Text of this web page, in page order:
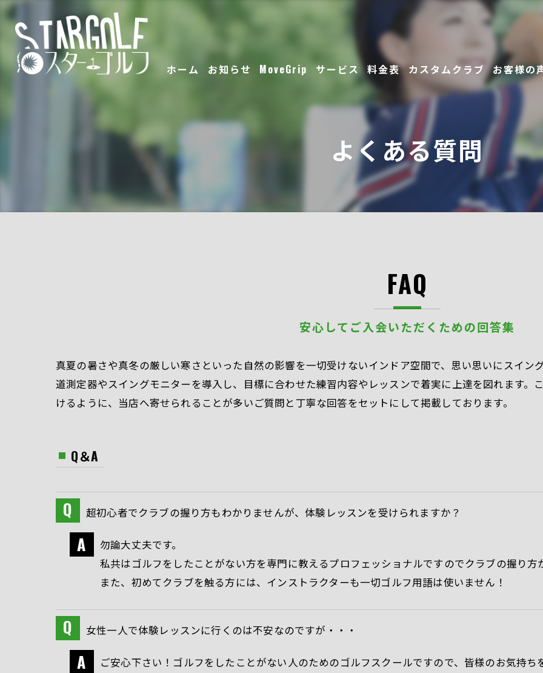
ホーム お知らせ MoveGrip サービス
スタッフ
ギャラリー
料金表 カスタムクラブ お客様の
よくある質問
安心してご入会いただくための回答集
FAQ
真夏の暑さや真冬の厳しい寒さといった自然の影響を一切受けないインドア空間で、思い思いにスイン
道測定器やスイングモニターを導入し、目標に合わせた練習内容やレッスンで着実に上達を図れます。
けるように、当店へ寄せられることが多いご質問と丁寧な回答をセットにして掲載しております。
Q＆A
超初心者でクラブの握り方もわかりませんが、体験レッスンを受けられますか？
勿論大丈夫です。
私共はゴルフをしたことがない方を専門に教えるプロフェッショナルですのでクラブの握り方
また、初めてクラブを触る方には、インストラクターも一切ゴルフ用語は使いません！
女性一人で体験レッスンに行くのは不安なのですが・・・
ご安心下さい！ゴルフをしたことがない人のためのゴルフスクールですので、皆様のお気持